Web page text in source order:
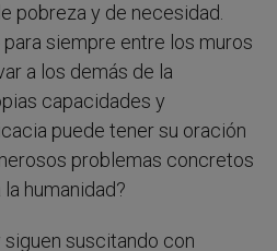
pobreza y de necesidad.
siempre entre los muros
a los demás de la
capacidades y
puede tener su oración
problemas concretos
humanidad?
siguen suscitando con